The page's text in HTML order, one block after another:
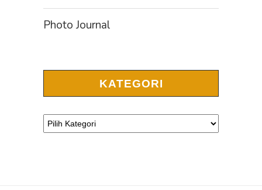
Photo Journal
KATEGORI